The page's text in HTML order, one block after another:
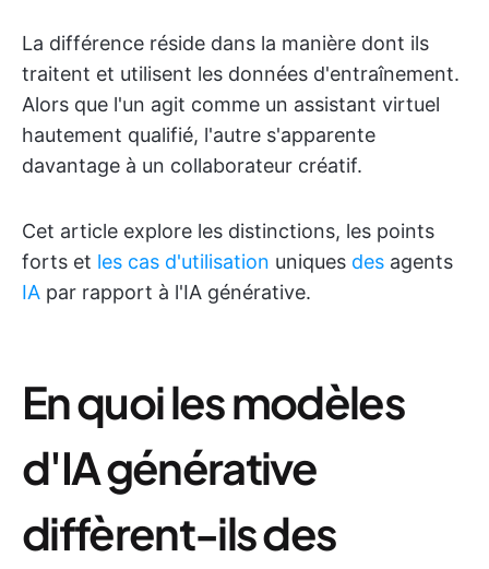
La différence réside dans la manière dont ils
traitent et utilisent les données d'entraînement.
Alors que l'un agit comme un assistant virtuel
hautement qualifié, l'autre s'apparente
davantage à un collaborateur créatif.
Cet article explore les distinctions, les points
forts et les cas d'utilisation uniques des agents
IA par rapport à l'IA générative.
En quoi les modèles
d'IA générative
diffèrent-ils des